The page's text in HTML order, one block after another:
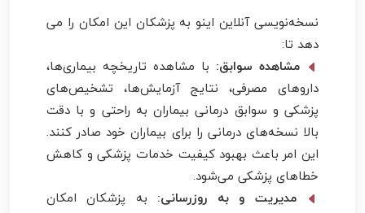
نسخه‌نویسی آنلاین اینو به پزشکان این امکان را می
دهد تا:
مشاهده سوابق: با مشاهده تاریخچه بیماری‌ها،
داروهای مصرفی، نتایج آزمایش‌ها، تشخیص‌های
پزشکی و سوابق درمانی بیماران به راحتی و با دقت
بالا نسخه‌های درمانی را برای بیماران خود صادر کنند.
این امر باعث بهبود کیفیت خدمات پزشکی و کاهش
خطاهای پزشکی می‌شود.
مدیریت و به روزرسانی: به پزشکان امکان